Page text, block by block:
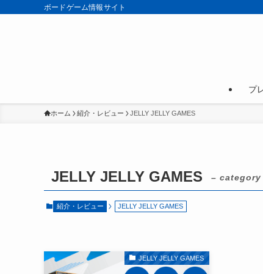
ボードゲーム情報サイト
プ
ホーム 紹介・レビュー JELLY JELLY GAMES
JELLY JELLY GAMES – category
紹介・レビュー JELLY JELLY GAMES
JELLY JELLY GAMES